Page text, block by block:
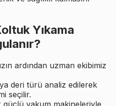
Yıkama
ardından uzman ekibimiz
deri türü analiz edilerek
seçilir.
vakum makineleriyle